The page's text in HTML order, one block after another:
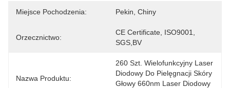
Miejsce Pochodzenia: Pekin, Chiny
Orzecznictwo:
CE Certificate, ISO9001,
SGS,BV
Nazwa Produktu:
260 Szt. Wielofunkcyjny Laser
Diodowy Do Pielęgnacji Skóry
Głowy 660nm Laser Diodowy